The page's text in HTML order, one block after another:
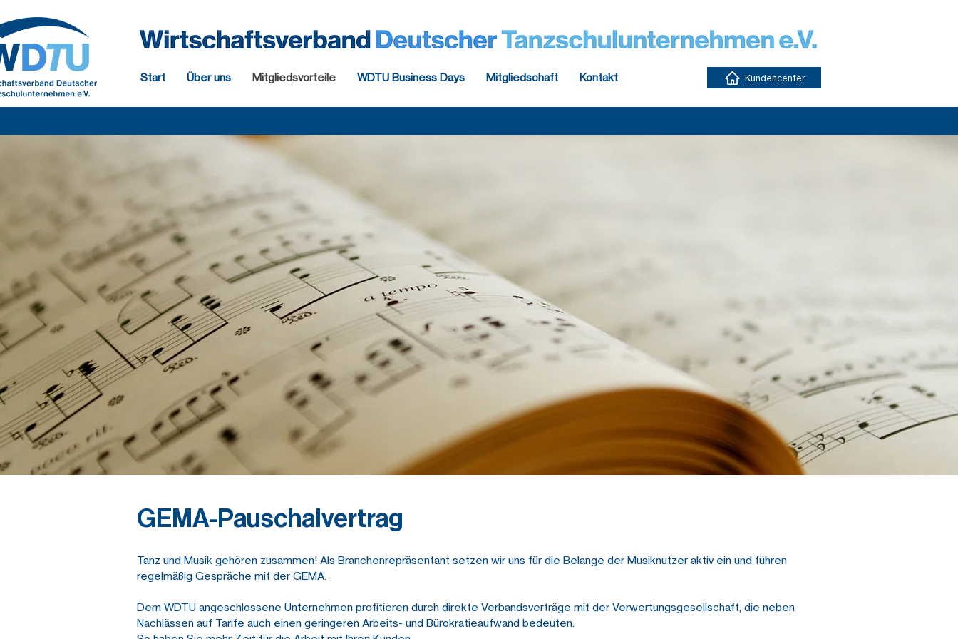
Start Über uns Mitgliedsvorteile WDTU Business Days Mitgliedschaft Kontakt Kundencenter
GEMA-Pauschalvertrag
Tanz und Musik gehören zusammen! Als Branchenrepräsentant setzen wir uns für die Belange der Musiknutzer aktiv ein und führen
regelmäßig Gespräche mit der GEMA.
Dem WDTU angeschlossene Unternehmen profitieren durch direkte Verbandsverträge mit der Verwertungsgesellschaft, die neben
Nachlässen auf Tarife auch einen geringeren Arbeits- und Bürokratieaufwand bedeuten.